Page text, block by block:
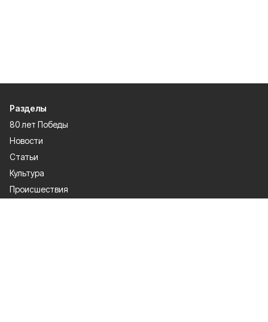
Разделы
80 лет Победы
Новости
Статьи
Культура
Происшествия